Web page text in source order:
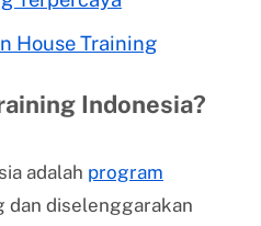
House Training
Indonesia?
adalah program
dan diselenggarakan